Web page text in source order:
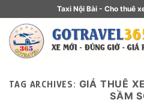
Taxi Nội Bài - Cho thuê
TAG ARCHIVES: GIÁ THUÊ
SẦM